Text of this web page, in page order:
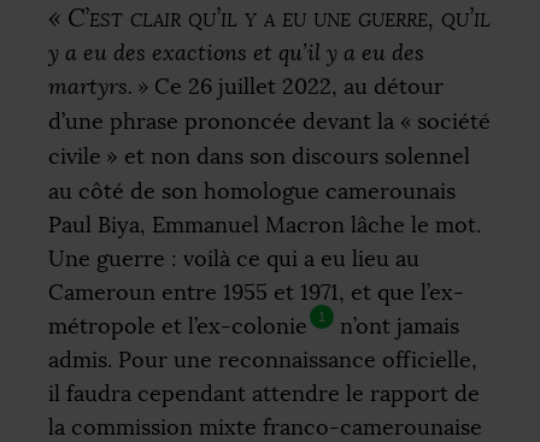
« C’est clair qu’il y a eu une guerre, qu’il
y a eu des exactions et qu’il y a eu des
martyrs. » Ce 26 juillet 2022, au détour
d’une phrase prononcée devant la « société
civile » et non dans son discours solennel
au côté de son homologue camerounais
Paul Biya, Emmanuel Macron lâche le mot.
Une guerre : voilà ce qui a eu lieu au
Cameroun entre 1955 et 1971, et que l’ex-
métropole et l’ex-colonie
1
n’ont jamais
admis. Pour une reconnaissance officielle,
il faudra cependant attendre le rapport de
la commission mixte franco-camerounaise